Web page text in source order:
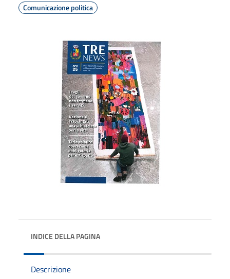
Comunicazione politica
INDICE DELLA PAGINA
Descrizione